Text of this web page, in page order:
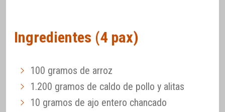
Ingredientes (4 pax)
100 gramos de arroz
1.200 gramos de caldo de pollo y alitas
10 gramos de ajo entero chancado